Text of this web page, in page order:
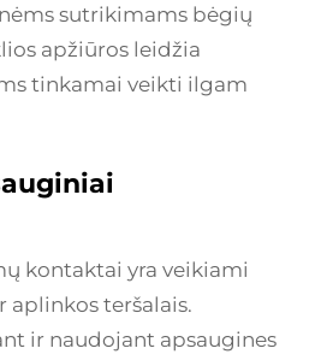
sutrikimams bėgių
apžiūros leidžia
tinkamai veikti ilgam
kontaktai yra veikiami
teršalais.
ir naudojant apsaugines